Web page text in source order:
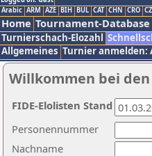
Arabic ARM AZE BIH BUL CAT CHN CRO
Home Tournament-Database
Turnierschach-Elozahl
Allgemeines Turnier anmelden:
Willkommen bei den
Nachname
Personennummer
FIDE-Elolisten Stand